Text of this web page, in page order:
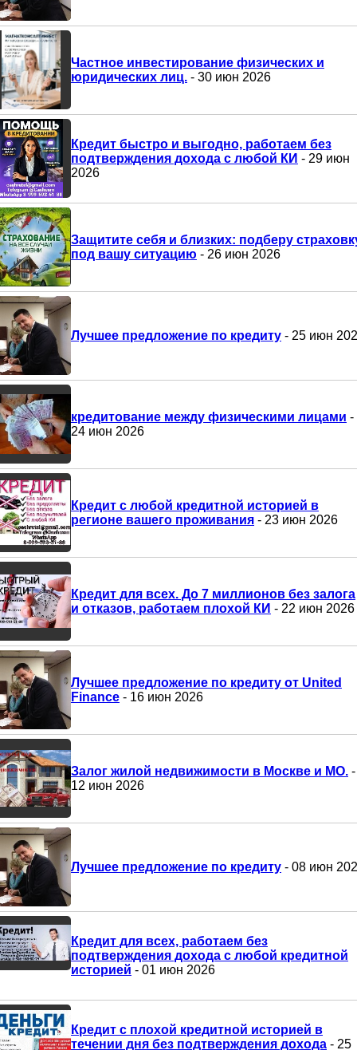
Частное инвестирование физических и
юридических лиц. - 30 июн 2026
Кредит быстро и выгодно, работаем без
подтверждения дохода с любой КИ - 29 июн
2026
Защитите себя и близких: подберу
под вашу ситуацию - 26 июн 2026
Лучшее предложение по кредиту - 25 июн
кредитование между физическими лицами -
24 июн 2026
Кредит с любой кредитной историей в
регионе вашего проживания - 23 июн 2026
Кредит для всех. До 7 миллионов без залога
и отказов, работаем плохой КИ - 22 июн 2026
Лучшее предложение по кредиту от United
Finance - 16 июн 2026
Залог жилой недвижимости в Москве и МО. -
12 июн 2026
Лучшее предложение по кредиту - 08 июн
Кредит для всех, работаем без
подтверждения дохода с любой кредитной
историей - 01 июн 2026
Кредит с плохой кредитной историей в
течении дня без подтверждения дохода - 25